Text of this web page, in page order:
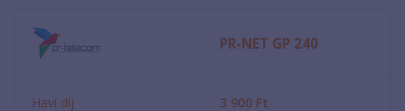
PR-NET GP 240
Havi díj 3 900 Ft